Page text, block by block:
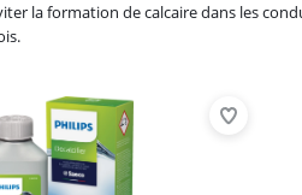
la formation de calcaire dans les